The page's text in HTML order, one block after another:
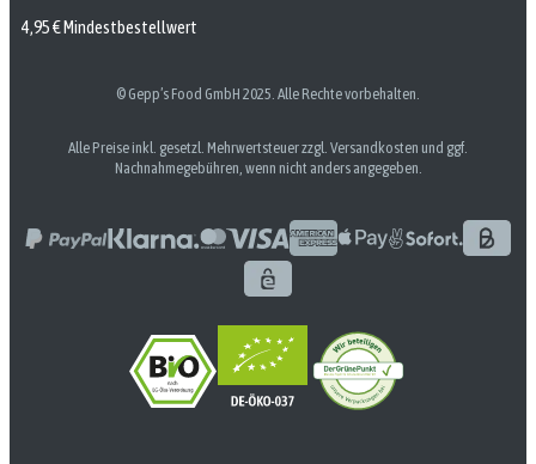
4,95 € Mindestbestellwert
© Gepp’s Food GmbH 2025. Alle Rechte vorbehalten.
Alle Preise inkl. gesetzl. Mehrwertsteuer zzgl. Versandkosten und ggf.
Nachnahmegebühren, wenn nicht anders angegeben.